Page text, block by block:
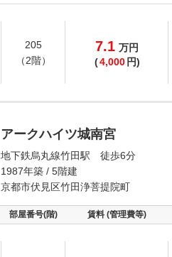
205
（2階）
7.1 万円
(4,000 円)
アークハイツ城南宮
地下鉄烏丸線竹田駅 徒歩6分
1987年築 / 5階建
京都市伏見区竹田浄菩提院町
部屋番号(階) 賃料 (管理費等)